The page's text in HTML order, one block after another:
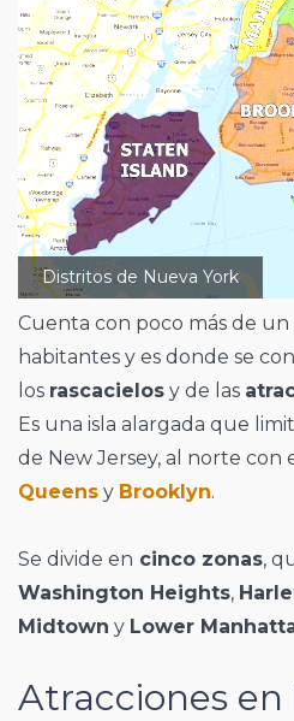
Distritos de Nueva York
Cuenta con poco más de
habitantes y es donde se
los rascacielos y de las
Es una isla alargada que
de New Jersey, al norte con
Queens y Brooklyn.
Se divide en cinco zonas,
Washington Heights,
Midtown y Lower
Atracciones